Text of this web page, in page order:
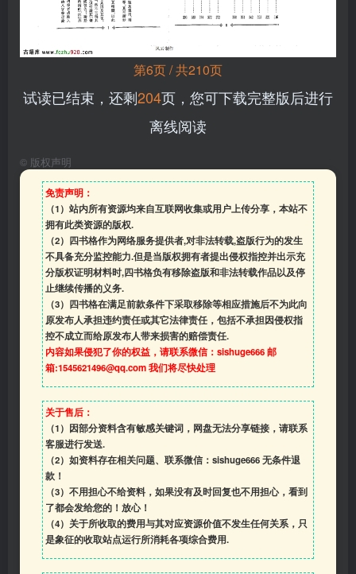
第6页 / 共210页
试读已结束，还剩204页，您可下载完整版后进行
离线阅读
© 版权声明
免责声明：
（1）站内所有资源均来自互联网收集或用户上传分享，本站不
拥有此类资源的版权.
（2）四书格作为网络服务提供者,对非法转载,盗版行为的发生
不具备充分监控能力.但是当版权拥有者提出侵权指控并出示充
分版权证明材料时,四书格负有移除盗版和非法转载作品以及停
止继续传播的义务.
（3）四书格在满足前款条件下采取移除等相应措施后不为此向
原发布人承担违约责任或其它法律责任，包括不承担因侵权指
控不成立而给原发布人带来损害的赔偿责任.
内容如果侵犯了你的权益，请联系微信：sishuge666 邮
箱:1545621496@qq.com 我们将尽快处理
关于售后：
（1）因部分资料含有敏感关键词，网盘无法分享链接，请联系
客服进行发送.
（2）如资料存在相关问题、联系微信：sishuge666 无条件退
款！
（3） 不用担心不给资料，如果没有及时回复也不用担心，看到
了都会发给您的！放心！
（4） 关于所收取的费用与其对应资源价值不发生任何关系，只
是象征的收取站点运行所消耗各项综合费用.